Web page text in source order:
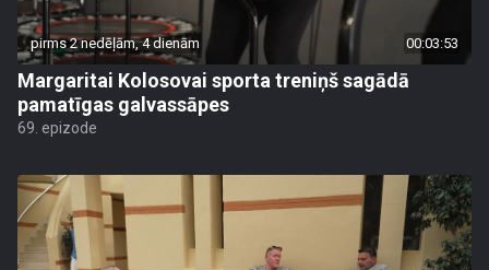
pirms 2 nedēļām, 4 dienām 00:03:53
Margaritai Kolosovai sporta treniņš sagādā
pamatīgas galvassāpes
69. epizode